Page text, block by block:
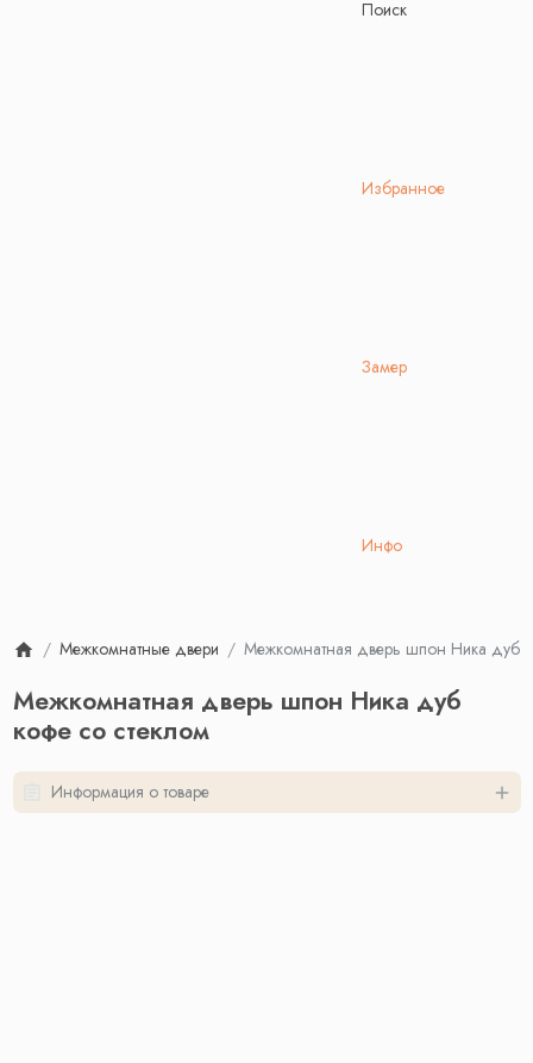
Поиск
Избранное
Замер
Инфо
Межкомнатные двери Межкомнатная дверь шпон Ника дуб
Межкомнатная дверь шпон Ника дуб
кофе со стеклом
Информация о товаре